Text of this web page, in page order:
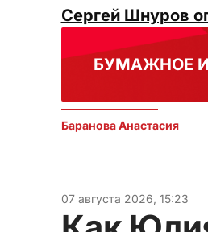
Сергей Шнуров
БУМАЖНОЕ
Баранова Анастасия
07 августа 2026, 15:23